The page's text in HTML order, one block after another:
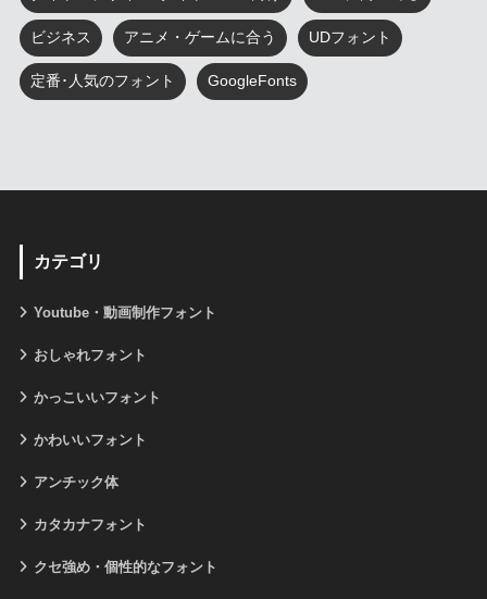
ビジネス アニメ・ゲームに合う UDフォント
定番･人気のフォント GoogleFonts
カテゴリ
Youtube・動画制作フォント
おしゃれフォント
かっこいいフォント
かわいいフォント
アンチック体
カタカナフォント
クセ強め・個性的なフォント